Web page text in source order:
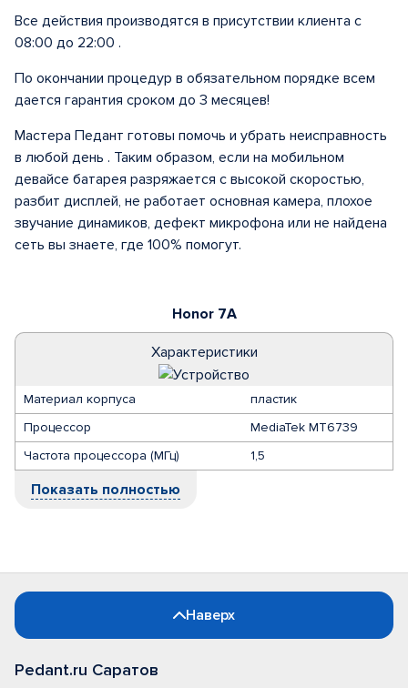
Honor 7A
Характеристики
Материал корпуса
пластик
Процессор
MediaTek MT6739
Частота процессора (МГц)
1,5
Показать полностью
Все действия производятся в присутствии клиента с
08:00 до 22:00 .
По окончании процедур в обязательном порядке всем
дается гарантия сроком до 3 месяцев!
Мастера Педант готовы помочь и убрать неисправность
в любой день . Таким образом, если на мобильном
девайсе батарея разряжается с высокой скоростью,
разбит дисплей, не работает основная камера, плохое
звучание динамиков, дефект микрофона или не найдена
сеть вы знаете, где 100% помогут.
Наверх
Pedant.ru Саратов